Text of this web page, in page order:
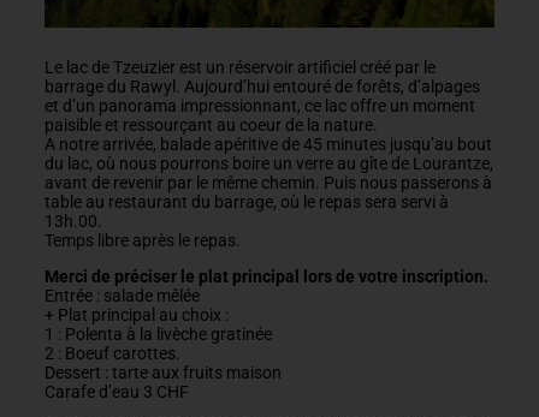
Le lac de Tzeuzier est un réservoir artificiel créé par le
barrage du Rawyl. Aujourd’hui entouré de forêts, d’alpages
et d’un panorama impressionnant, ce lac offre un moment
paisible et ressourçant au coeur de la nature.
A notre arrivée, balade apéritive de 45 minutes jusqu’au bout
du lac, où nous pourrons boire un verre au gîte de Lourantze,
avant de revenir par le même chemin. Puis nous passerons à
table au restaurant du barrage, où le repas sera servi à
13h.00.
Temps libre après le repas.
Merci de préciser le plat principal lors de votre inscription.
Entrée : salade mêlée
+ Plat principal au choix :
1 : Polenta à la livèche gratinée
2 : Boeuf carottes.
Dessert : tarte aux fruits maison
Carafe d’eau 3 CHF